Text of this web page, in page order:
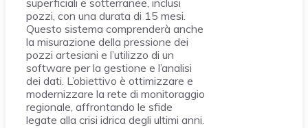
superficiali e sotterranee, inclusi
pozzi, con una durata di 15 mesi.
Questo sistema comprenderà anche
la misurazione della pressione dei
pozzi artesiani e l’utilizzo di un
software per la gestione e l’analisi
dei dati. L’obiettivo è ottimizzare e
modernizzare la rete di monitoraggio
regionale, affrontando le sfide
legate alla crisi idrica degli ultimi anni.